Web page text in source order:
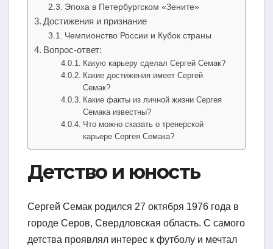
Эпоха в Петербургском «Зените»
Достижения и признание
Чемпионство России и Кубок страны
Вопрос-ответ:
Какую карьеру сделал Сергей Семак?
Какие достижения имеет Сергей
Семак?
Какие факты из личной жизни Сергея
Семака известны?
Что можно сказать о тренерской
карьере Сергея Семака?
Детство и юность
Сергей Семак родился 27 октября 1976 года в
городе Серов, Свердловская область. С самого
детства проявлял интерес к футболу и мечтал